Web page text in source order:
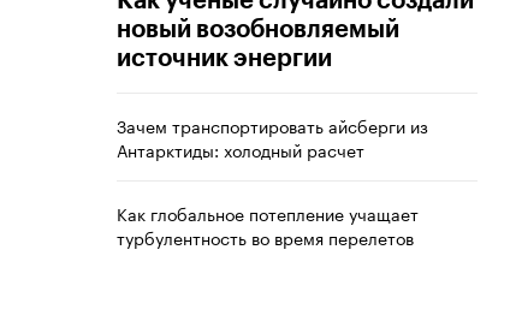
новый возобновляемый
источник энергии
Зачем транспортировать айсберги из
Антарктиды: холодный расчет
Как глобальное потепление учащает
турбулентность во время перелетов